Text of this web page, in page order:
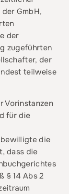
GmbH,
der
zugeführten
der
teilweise
Vorinstanzen
für die
die
dass die
§ 14 Abs 2